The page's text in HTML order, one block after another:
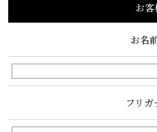
お客
お名
フリガ